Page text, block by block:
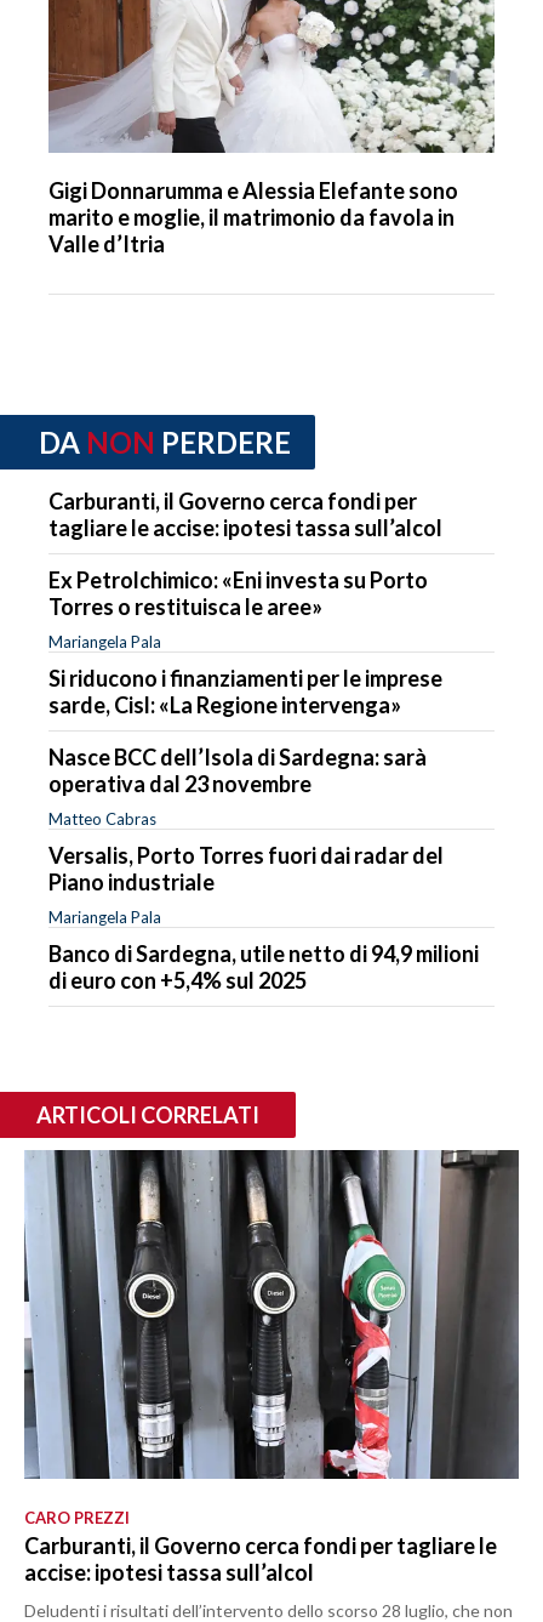
Gigi Donnarumma e Alessia Elefante sono
marito e moglie, il matrimonio da favola in
Valle d’Itria
DA NON PERDERE
Carburanti, il Governo cerca fondi per
tagliare le accise: ipotesi tassa sull’alcol
Ex Petrolchimico: «Eni investa su Porto
Torres o restituisca le aree»
Mariangela Pala
Si riducono i finanziamenti per le imprese
sarde, Cisl: «La Regione intervenga»
Nasce BCC dell’Isola di Sardegna: sarà
operativa dal 23 novembre
Matteo Cabras
Versalis, Porto Torres fuori dai radar del
Piano industriale
Mariangela Pala
Banco di Sardegna, utile netto di 94,9 milioni
di euro con +5,4% sul 2025
ARTICOLI CORRELATI
CARO PREZZI
Carburanti, il Governo cerca fondi per tagliare le
accise: ipotesi tassa sull’alcol
Deludenti i risultati dell’intervento dello scorso 28 luglio, che non